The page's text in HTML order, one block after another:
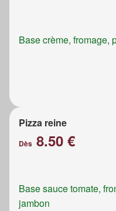
Base crème, fromage,
Pizza reine
Dès 8.50 €
Base sauce tomate,
jambon